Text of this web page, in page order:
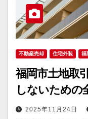
不動産売却 住宅外装 福
福岡市土地取
しないための
2025年11月24日